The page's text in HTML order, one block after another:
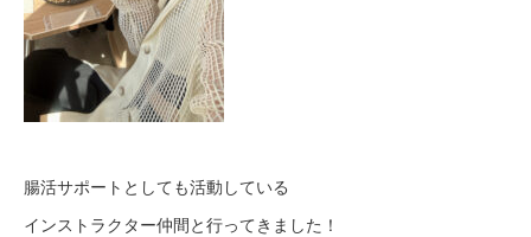
腸活サポートとしても活動している
インストラクター仲間と行ってきました！